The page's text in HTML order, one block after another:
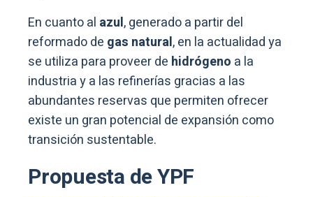
En cuanto al azul, generado a partir del
reformado de gas natural, en la actualidad ya
se utiliza para proveer de hidrógeno a la
industria y a las refinerías gracias a las
abundantes reservas que permiten ofrecer
existe un gran potencial de expansión como
transición sustentable.
Propuesta de YPF